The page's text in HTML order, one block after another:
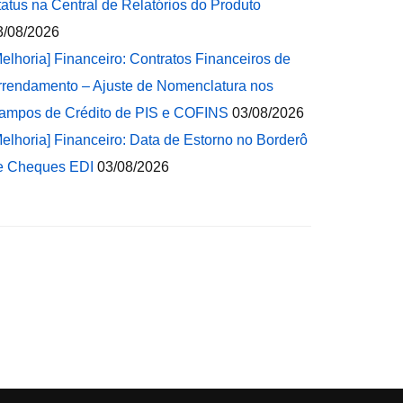
na Central de Relatórios do Produto
08/2026
Financeiro: Contratos Financeiros de
– Ajuste de Nomenclatura nos
de Crédito de PIS e COFINS 03/08/2026
Financeiro: Data de Estorno no Borderô
Cheques EDI 03/08/2026